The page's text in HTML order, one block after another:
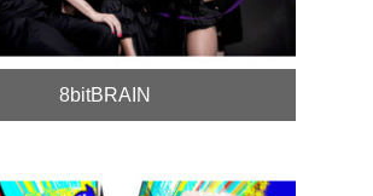
8bitBRAIN